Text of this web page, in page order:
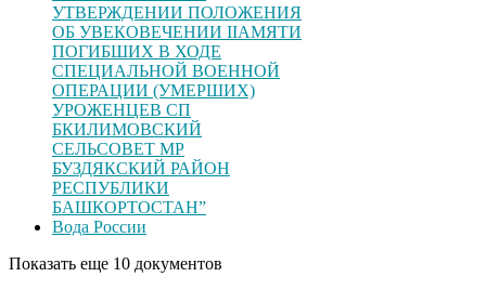
УТВЕРЖДЕНИИ ПОЛОЖЕНИЯ
ОБ УВЕКОВЕЧЕНИИ ІІАМЯТИ
ПОГИБШИХ В ХОДЕ
СПЕЦИАЛЬНОЙ ВОЕННОЙ
ОПЕРАЦИИ (УМЕРШИХ)
УРОЖЕНЦЕВ CП
БКИЛИМОВСКИЙ
СЕЛЬСОВЕТ МР
БУЗДЯКСКИЙ РАЙОН
РЕСПУБЛИКИ
БАШКОРТОСТАН”
Вода России
Показать еще 10 документов